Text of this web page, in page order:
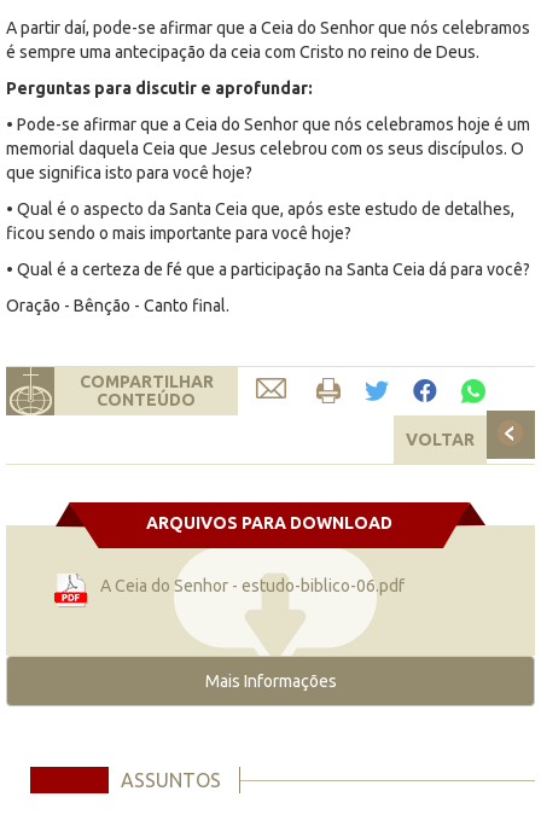
A partir daí, pode-se afirmar que a Ceia do Senhor que nós celebramos
é sempre uma antecipação da ceia com Cristo no reino de Deus.
Perguntas para discutir e aprofundar:
• Pode-se afirmar que a Ceia do Senhor que nós celebramos hoje é um
memorial daquela Ceia que Jesus celebrou com os seus discípulos. O
que significa isto para você hoje?
• Qual é o aspecto da Santa Ceia que, após este estudo de detalhes,
ficou sendo o mais importante para você hoje?
• Qual é a certeza de fé que a participação na Santa Ceia dá para você?
Oração - Bênção - Canto final.
COMPARTILHAR
CONTEÚDO
VOLTAR
ARQUIVOS PARA DOWNLOAD
A Ceia do Senhor - estudo-biblico-06.pdf
Mais Informações
ASSUNTOS